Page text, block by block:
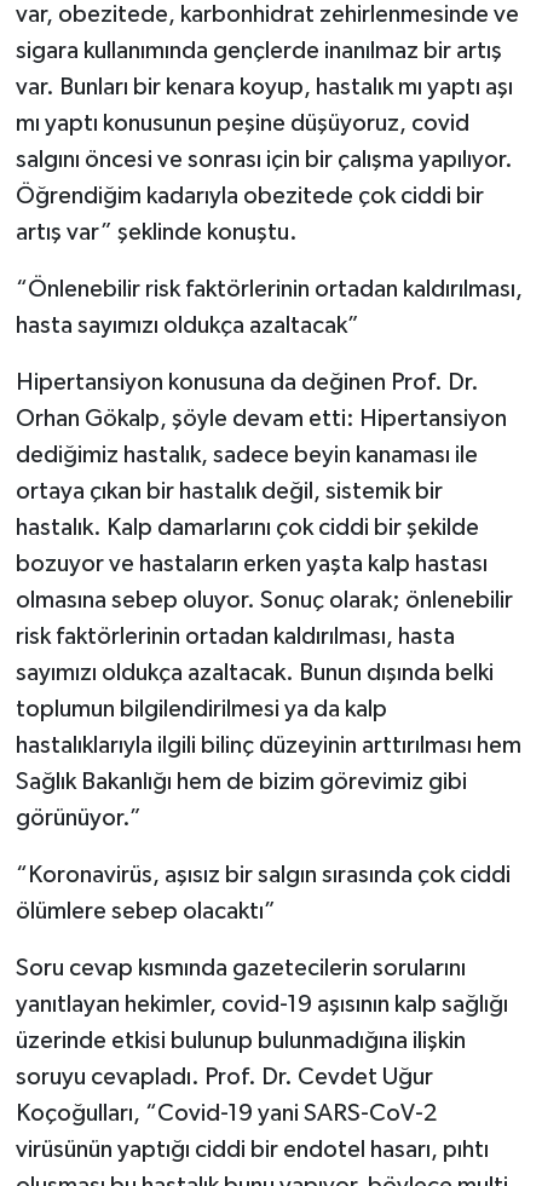
var, obezitede, karbonhidrat zehirlenmesinde ve
sigara kullanımında gençlerde inanılmaz bir artış
var. Bunları bir kenara koyup, hastalık mı yaptı aşı
mı yaptı konusunun peşine düşüyoruz, covid
salgını öncesi ve sonrası için bir çalışma yapılıyor.
Öğrendiğim kadarıyla obezitede çok ciddi bir
artış var” şeklinde konuştu.
“Önlenebilir risk faktörlerinin ortadan kaldırılması,
hasta sayımızı oldukça azaltacak”
Hipertansiyon konusuna da değinen Prof. Dr.
Orhan Gökalp, şöyle devam etti: Hipertansiyon
dediğimiz hastalık, sadece beyin kanaması ile
ortaya çıkan bir hastalık değil, sistemik bir
hastalık. Kalp damarlarını çok ciddi bir şekilde
bozuyor ve hastaların erken yaşta kalp hastası
olmasına sebep oluyor. Sonuç olarak; önlenebilir
risk faktörlerinin ortadan kaldırılması, hasta
sayımızı oldukça azaltacak. Bunun dışında belki
toplumun bilgilendirilmesi ya da kalp
hastalıklarıyla ilgili bilinç düzeyinin arttırılması hem
Sağlık Bakanlığı hem de bizim görevimiz gibi
görünüyor.”
“Koronavirüs, aşısız bir salgın sırasında çok ciddi
ölümlere sebep olacaktı”
Soru cevap kısmında gazetecilerin sorularını
yanıtlayan hekimler, covid-19 aşısının kalp sağlığı
üzerinde etkisi bulunup bulunmadığına ilişkin
soruyu cevapladı. Prof. Dr. Cevdet Uğur
Koçoğulları, “Covid-19 yani SARS-CoV-2
virüsünün yaptığı ciddi bir endotel hasarı, pıhtı